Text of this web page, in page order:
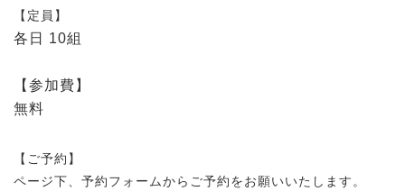
【定員】
各日 10組
【参加費】
無料
【ご予約】
ページ下、予約フォームからご予約をお願いいたします。